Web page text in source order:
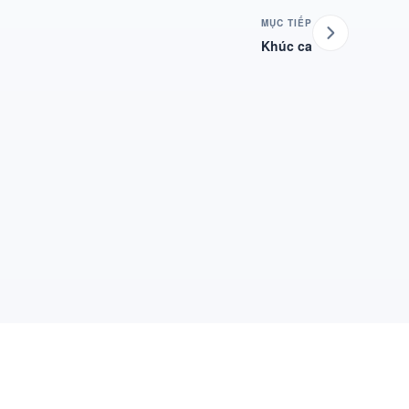
MỤC TIẾP
Khúc ca